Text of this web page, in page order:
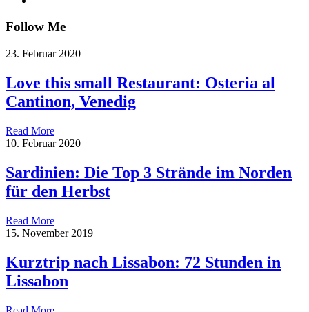
Follow Me
23. Februar 2020
Love this small Restaurant: Osteria al
Cantinon, Venedig
Read More
10. Februar 2020
Sardinien: Die Top 3 Strände im Norden
für den Herbst
Read More
15. November 2019
Kurztrip nach Lissabon: 72 Stunden in
Lissabon